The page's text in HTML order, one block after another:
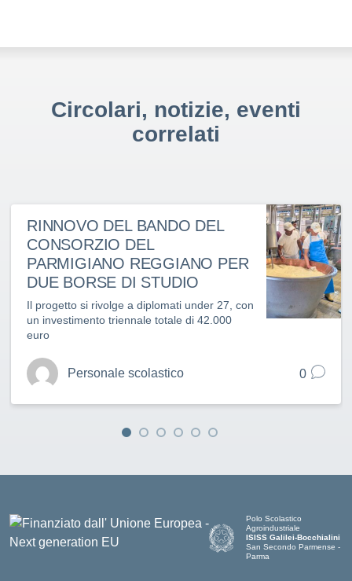
Circolari, notizie, eventi
correlati
RINNOVO DEL BANDO DEL
CONSORZIO DEL
PARMIGIANO REGGIANO PER
DUE BORSE DI STUDIO
Il progetto si rivolge a diplomati under 27, con
un investimento triennale totale di 42.000
euro
Personale scolastico 0
Polo Scolastico
Agroindustriale
ISISS Galilei-Bocchialini
San Secondo Parmense -
Parma